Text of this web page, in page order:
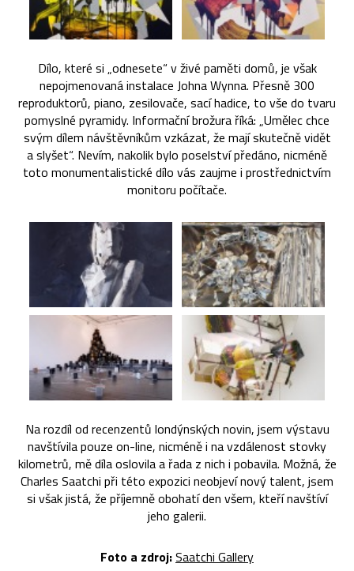
Dílo, které si „odnesete“ v živé paměti domů, je však
nepojmenovaná instalace Johna Wynna. Přesně 300
reproduktorů, piano, zesilovače, sací hadice, to vše do tvaru
pomyslné pyramidy. Informační brožura říká: „Umělec chce
svým dílem návštěvníkům vzkázat, že mají skutečně vidět
a slyšet“. Nevím, nakolik bylo poselství předáno, nicméně
toto monumentalistické dílo vás zaujme i prostřednictvím
monitoru počítače.
Na rozdíl od recenzentů londýnských novin, jsem výstavu
navštívila pouze on-line, nicméně i na vzdálenost stovky
kilometrů, mě díla oslovila a řada z nich i pobavila. Možná, že
Charles Saatchi při této expozici neobjeví nový talent, jsem
si však jistá, že příjemně obohatí den všem, kteří navštíví
jeho galerii.
Foto a zdroj:Saatchi Gallery